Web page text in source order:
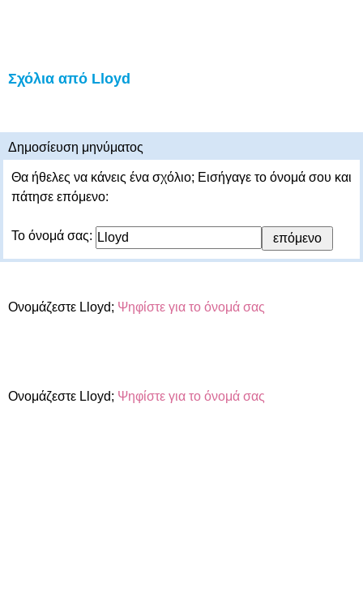
Σχόλια από Lloyd
Δημοσίευση μηνύματος
Θα ήθελες να κάνεις ένα σχόλιο; Εισήγαγε το όνομά σου και
πάτησε επόμενο:
Το όνομά σας:
Ονομάζεστε Lloyd; Ψηφίστε για το όνομά σας
Ονομάζεστε Lloyd; Ψηφίστε για το όνομά σας